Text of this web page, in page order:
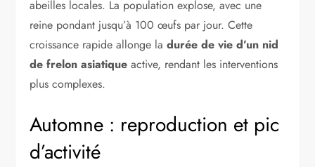
abeilles locales. La population explose, avec une
reine pondant jusqu’à 100 œufs par jour. Cette
croissance rapide allonge ladurée de vie d’un nid
de frelon asiatique active, rendant les interventions
plus complexes.
Automne : reproduction et pic
d’activité